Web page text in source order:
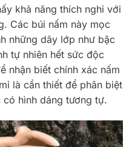
khả năng thích nghi với
Các búi nấm này mọc
những dãy lớp như bậc
tự nhiên hết sức độc
nhận biết chính xác nấm
là cần thiết để phân biệt
hình dáng tương tự.